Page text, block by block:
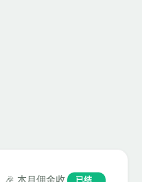
🎉 本月佣金收